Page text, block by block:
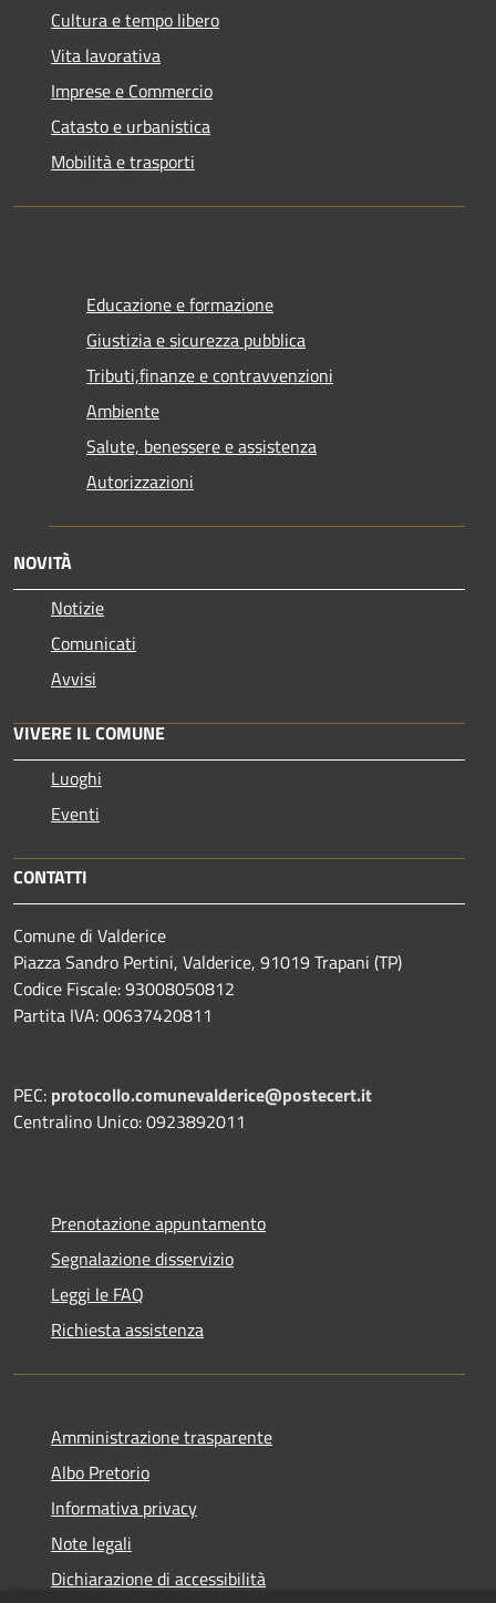
Cultura e tempo libero
Vita lavorativa
Imprese e Commercio
Catasto e urbanistica
Mobilità e trasporti
Educazione e formazione
Giustizia e sicurezza pubblica
Tributi,finanze e contravvenzioni
Ambiente
Salute, benessere e assistenza
Autorizzazioni
NOVITÀ
Notizie
Comunicati
Avvisi
VIVERE IL COMUNE
Luoghi
Eventi
CONTATTI
Comune di Valderice
Piazza Sandro Pertini, Valderice, 91019 Trapani (TP)
Codice Fiscale: 93008050812
Partita IVA: 00637420811
PEC: protocollo.comunevalderice@postecert.it
Centralino Unico: 0923892011
Prenotazione appuntamento
Segnalazione disservizio
Leggi le FAQ
Richiesta assistenza
Amministrazione trasparente
Albo Pretorio
Informativa privacy
Note legali
Dichiarazione di accessibilità